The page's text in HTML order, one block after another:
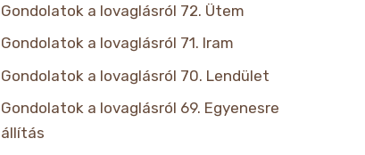
Gondolatok a lovaglásról 72. Ütem
Gondolatok a lovaglásról 71. Iram
Gondolatok a lovaglásról 70. Lendület
Gondolatok a lovaglásról 69. Egyenesre
állítás